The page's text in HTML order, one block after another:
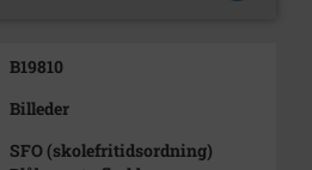
B19810
Billeder
SFO (skolefritidsordning)